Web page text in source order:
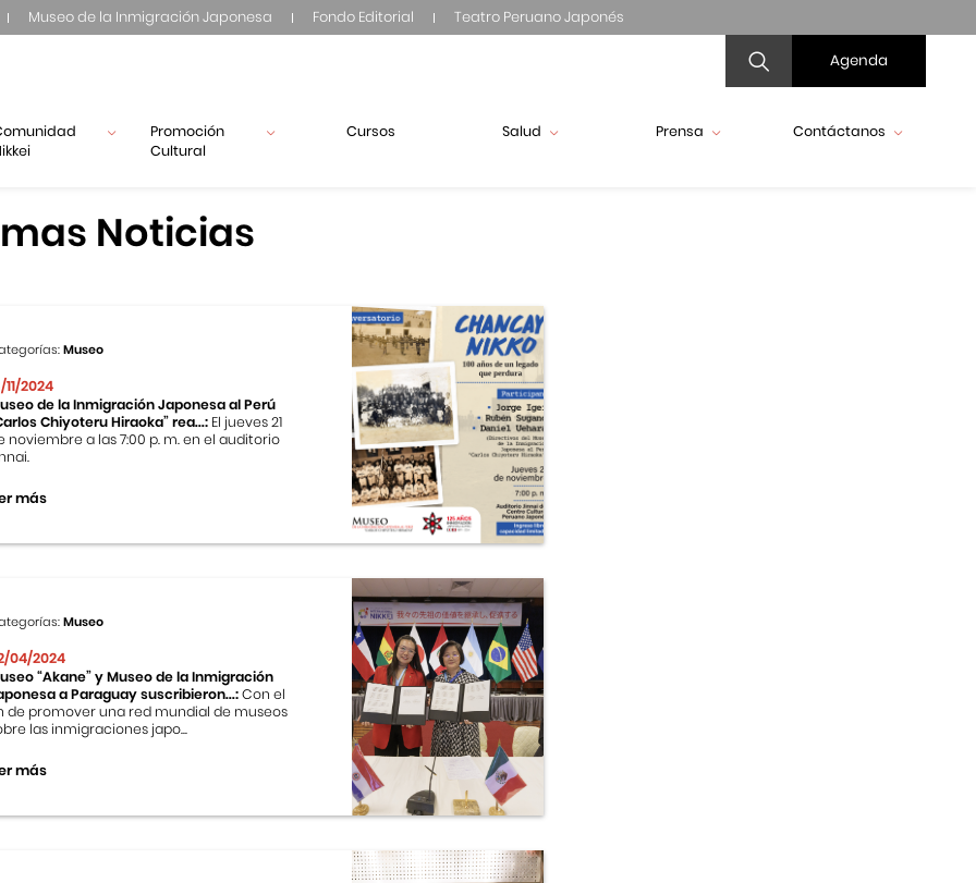
Museo de la Inmigración Japonesa Fondo Editorial Teatro Peruano Japonés
Agenda
Promoción
Cultural
Cursos Salud Prensa Contáctanos
Noticias
Museo
11/2024
de la Inmigración Japonesa al Perú
Chiyoteru Hiraoka” rea...: El jueves 21
noviembre a las 7:00 p. m. en el auditorio
más
Museo
04/2024
“Akane” y Museo de la Inmigración
a Paraguay suscribieron...:Con el
de promover una red mundial de museos
las inmigraciones japo...
más